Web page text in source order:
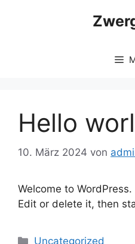
Hello
10. März 2024 von
Welcome to
Edit or delete it, then
Kategorien
Uncategorized